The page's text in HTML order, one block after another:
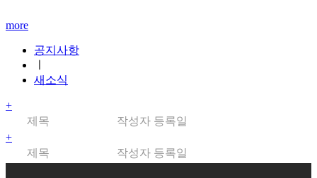
more
공지사항
새소식
+
제목
작성자 등록일
+
제목
작성자 등록일